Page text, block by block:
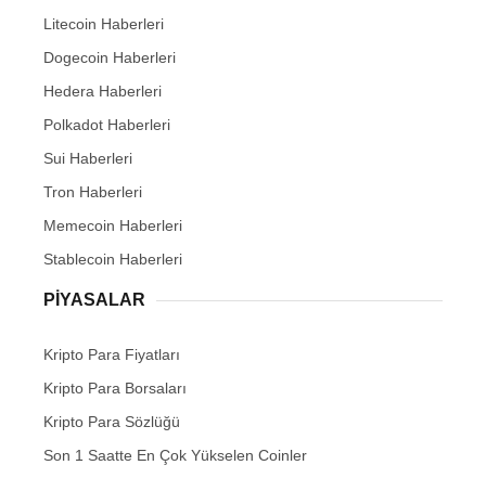
Litecoin Haberleri
Dogecoin Haberleri
Hedera Haberleri
Polkadot Haberleri
Sui Haberleri
Tron Haberleri
Memecoin Haberleri
Stablecoin Haberleri
PIYASALAR
Kripto Para Fiyatları
Kripto Para Borsaları
Kripto Para Sözlüğü
Son 1 Saatte En Çok Yükselen Coinler